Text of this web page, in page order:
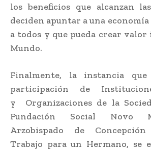
los beneficios que alcanzan
deciden apuntar a una
a todos y que pueda crear
Mundo.
Finalmente, la instancia
participación de
y Organizaciones de la
Fundación Social Novo
Arzobispado de
Trabajo para un Hermano, se